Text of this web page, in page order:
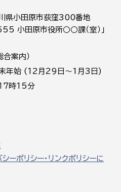
小田原市荻窪300番地
小田原市役所○○課（室）」
案内）
末年始 (12月29日～1月3日)
時15分
ーポリシー・リンクポリシーに